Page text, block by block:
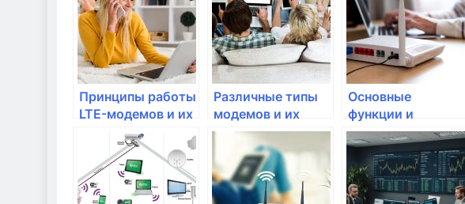
Принципы работы
LTE-модемов и их
применение
Различные типы
модемов и их
особенности
Основные
функции и
возможности
современных
модемов